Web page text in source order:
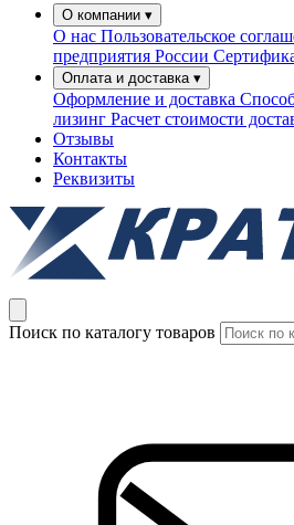
О компании ▾
О нас Пользовательское
предприятия России
Оплата и доставка ▾
Оформление и доставка
лизинг Расчет стоимости
Отзывы
Контакты
Реквизиты
Поиск по каталогу товаров